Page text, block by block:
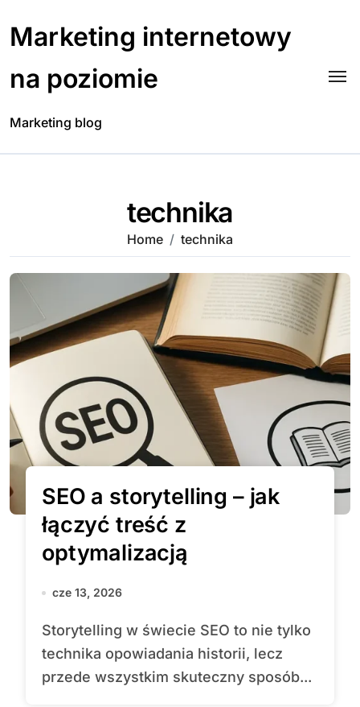
content
Marketing internetowy
na poziomie
Marketing blog
technika
Home technika
SEO a storytelling – jak
łączyć treść z
optymalizacją
cze 13, 2026
Storytelling w świecie SEO to nie tylko
technika opowiadania historii, lecz
przede wszystkim skuteczny sposób...